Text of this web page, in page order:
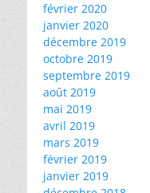
février 2020
janvier 2020
décembre 2019
octobre 2019
septembre 2019
août 2019
mai 2019
avril 2019
mars 2019
février 2019
janvier 2019